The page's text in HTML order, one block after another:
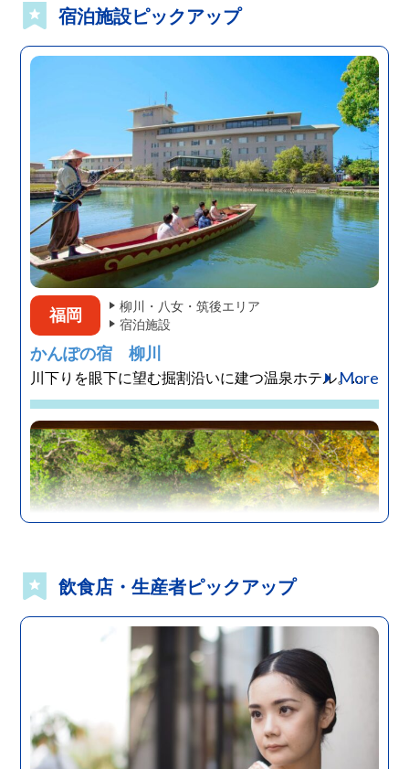
宿泊施設ピックアップ
福岡
柳川・八女・筑後エリア
宿泊施設
かんぽの宿 柳川
川下りを眼下に望む掘割沿いに建つ温泉ホテル。...
More
柳川・八女・筑後エリア
宿泊施設
柳川藩主立花邸 御花
歴史情緒溢れる、料亭旅館「御花」。 料亭な...
飲食店・生産者ピックアップ